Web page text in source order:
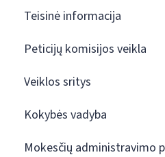
Teisinė informacija
Peticijų komisijos veikla
Veiklos sritys
Kokybės vadyba
Mokesčių administravimo